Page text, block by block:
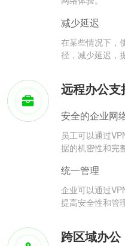
减少延迟
在某些情况下，
径，减少延迟，
远程办公支
安全的企业网
员工可以通过
据的机密性和完
统一管理
企业可以通过
提高安全性和管
跨区域办公